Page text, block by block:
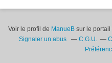
Voir le profil de ManueBsur le portail
Signaler un abus
C.G.U.